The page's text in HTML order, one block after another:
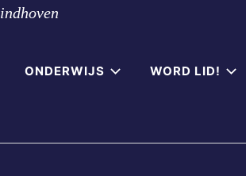
ONDERWIJS WORD LID!